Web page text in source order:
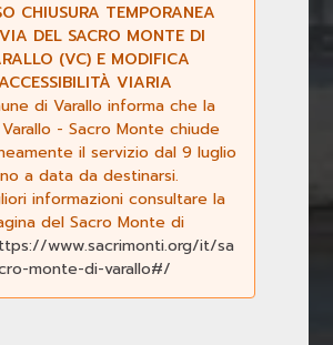
CHIUSURA TEMPORANEA
DEL SACRO MONTE DI
(VC) E MODIFICA
VIARIA
di Varallo informa che la
- Sacro Monte chiude
il servizio dal 9 luglio
a data da destinarsi.
informazioni consultare la
del Sacro Monte di
www.sacrimonti.org/it/sa
monte-di-varallo#/